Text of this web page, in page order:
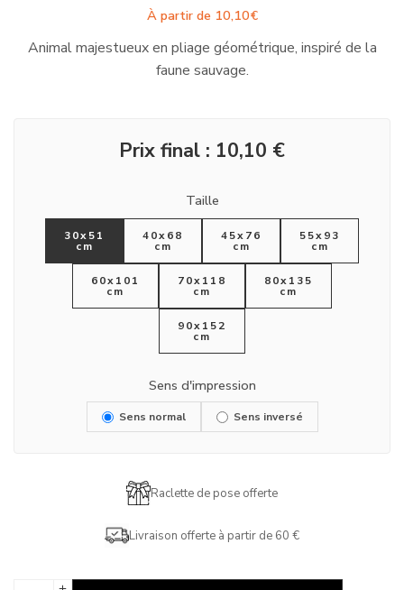
À partir de 10,10€
Animal majestueux en pliage géométrique, inspiré de la
faune sauvage.
Prix final : 10,10 €
Taille
30x51
cm
40x68
cm
45x76
cm
55x93
cm
60x101
cm
70x118
cm
80x135
cm
90x152
cm
Sens d'impression
Sens normal Sens inversé
Raclette de pose offerte
Livraison offerte à partir de 60 €